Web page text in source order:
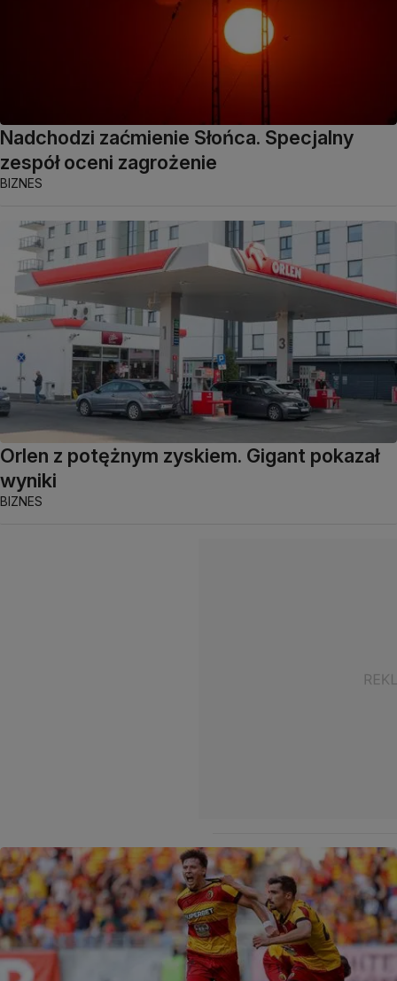
Nadchodzi zaćmienie Słońca. Specjalny
zespół oceni zagrożenie
BIZNES
Orlen z potężnym zyskiem. Gigant pokazał
wyniki
BIZNES